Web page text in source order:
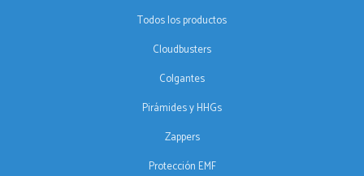
Todos los productos
Cloudbusters
Colgantes
Pirámides y HHGs
Zappers
Protección EMF